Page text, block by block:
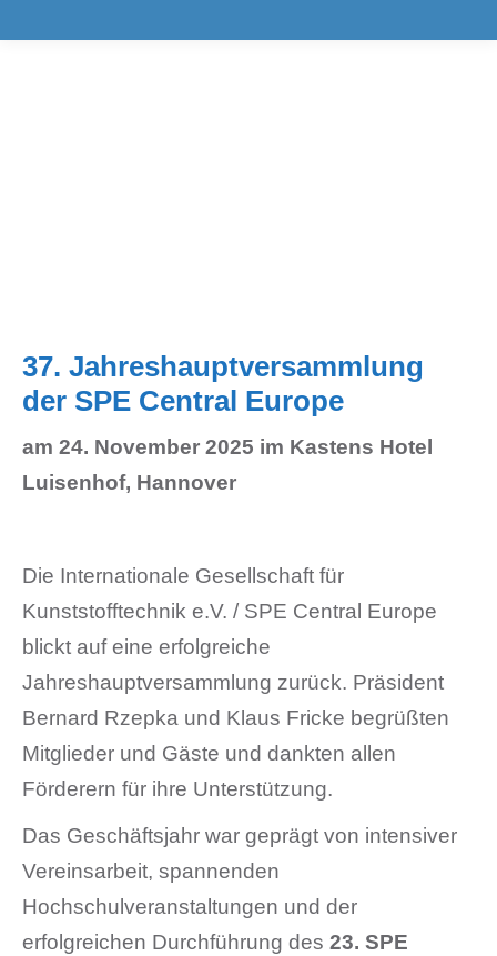
37. Jahreshauptversammlung
der SPE Central Europe
am 24. November 2025 im Kastens Hotel
Luisenhof, Hannover
Die Internationale Gesellschaft für
Kunststofftechnik e.V. / SPE Central Europe
blickt auf eine erfolgreiche
Jahreshauptversammlung zurück. Präsident
Bernard Rzepka und Klaus Fricke begrüßten
Mitglieder und Gäste und dankten allen
Förderern für ihre Unterstützung.
Das Geschäftsjahr war geprägt von intensiver
Vereinsarbeit, spannenden
Hochschulveranstaltungen und der
erfolgreichen Durchführung des 23. SPE